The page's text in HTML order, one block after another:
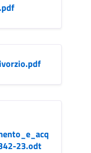
23.odt